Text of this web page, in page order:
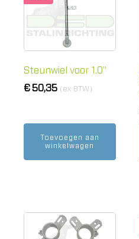
Steunwiel voor 1.0"
€50,35 (ex BTW)
Toevoegen aan
winkelwagen